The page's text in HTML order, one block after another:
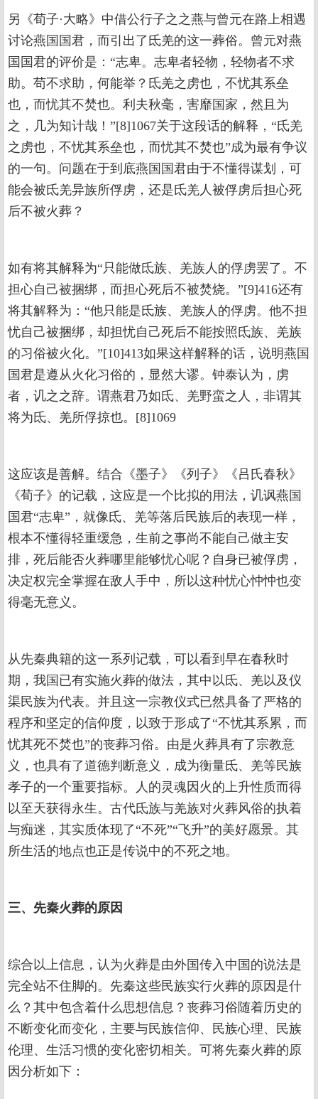
另《荀子·大略》中借公行子之之燕与曾元在路上相遇
讨论燕国国君，而引出了氐羌的这一葬俗。曾元对燕
国国君的评价是：“志卑。志卑者轻物，轻物者不求
助。苟不求助，何能举？氐羌之虏也，不忧其系垒
也，而忧其不焚也。利夫秋毫，害靡国家，然且为
之，几为知计哉！”[8]1067关于这段话的解释，“氐羌
之虏也，不忧其系垒也，而忧其不焚也”成为最有争议
的一句。问题在于到底燕国国君由于不懂得谋划，可
能会被氐羌异族所俘虏，还是氐羌人被俘虏后担心死
后不被火葬？
如有将其解释为“只能做氐族、羌族人的俘虏罢了。不
担心自己被捆绑，而担心死后不被焚烧。”[9]416还有
将其解释为：“他只能是氐族、羌族人的俘虏。他不担
忧自己被捆绑，却担忧自己死后不能按照氐族、羌族
的习俗被火化。”[10]413如果这样解释的话，说明燕国
国君是遵从火化习俗的，显然大谬。钟泰认为，虏
者，讥之之辞。谓燕君乃如氐、羌野蛮之人，非谓其
将为氐、羌所俘掠也。[8]1069
这应该是善解。结合《墨子》《列子》《吕氏春秋》
《荀子》的记载，这应是一个比拟的用法，讥讽燕国
国君“志卑”，就像氐、羌等落后民族后的表现一样，
根本不懂得轻重缓急，生前之事尚不能自己做主安
排，死后能否火葬哪里能够忧心呢？自身已被俘虏，
决定权完全掌握在敌人手中，所以这种忧心忡忡也变
得毫无意义。
从先秦典籍的这一系列记载，可以看到早在春秋时
期，我国已有实施火葬的做法，其中以氐、羌以及仪
渠民族为代表。并且这一宗教仪式已然具备了严格的
程序和坚定的信仰度，以致于形成了“不忧其系累，而
忧其死不焚也”的丧葬习俗。由是火葬具有了宗教意
义，也具有了道德判断意义，成为衡量氐、羌等民族
孝子的一个重要指标。人的灵魂因火的上升性质而得
以至天获得永生。古代氐族与羌族对火葬风俗的执着
与痴迷，其实质体现了“不死”“飞升”的美好愿景。其
所生活的地点也正是传说中的不死之地。
三、先秦火葬的原因
综合以上信息，认为火葬是由外国传入中国的说法是
完全站不住脚的。先秦这些民族实行火葬的原因是什
么？其中包含着什么思想信息？丧葬习俗随着历史的
不断变化而变化，主要与民族信仰、民族心理、民族
伦理、生活习惯的变化密切相关。可将先秦火葬的原
因分析如下：